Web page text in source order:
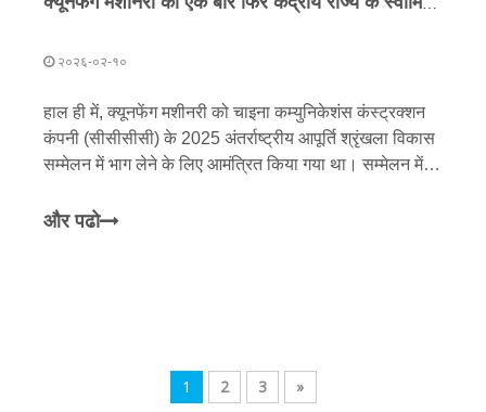
क्यूनफेंग मशीनरी को एक बार फिर केंद्रीय राज्य के स्वामित्व वाले उद्यम से मान्यता मिली है! इसे लगातार तीसरे वर्ष सीसीसीसी द्वारा '2025 क्लास ए सप्लायर' का दर्जा दिया गया है।
२०२६-०२-१०
हाल ही में, क्यूनफेंग मशीनरी को चाइना कम्युनिकेशंस कंस्ट्रक्शन
कंपनी (सीसीसीसी) के 2025 अंतर्राष्ट्रीय आपूर्ति श्रृंखला विकास
सम्मेलन में भाग लेने के लिए आमंत्रित किया गया था। सम्मेलन में
अग्रणी कंपनियों के प्रतिनिधियों को संयुक्त रूप से एक साथ लाया
और पढो
1 2 3 »